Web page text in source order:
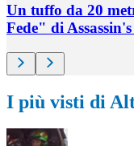
Un tuffo da 20
Fede" di
I più visti di